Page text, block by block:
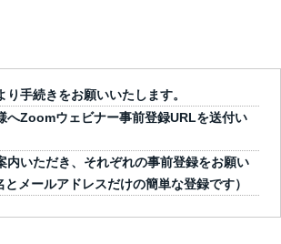
り手続きをお願いいたします。
へZoomウェビナー事前登録URLを送付い
内いただき、それぞれの事前登録をお願い
メールアドレスだけの簡単な登録です）